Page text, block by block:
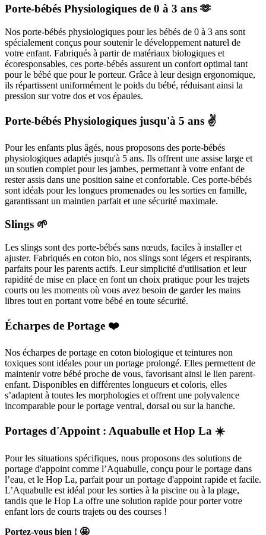
Porte-bébés Physiologiques de 0 à 3 ans 🫶
Nos porte-bébés physiologiques pour les bébés de 0 à 3 ans sont
spécialement conçus pour soutenir le développement naturel de
votre enfant. Fabriqués à partir de matériaux biologiques et
écoresponsables, ces porte-bébés assurent un confort optimal tant
pour le bébé que pour le porteur. Grâce à leur design ergonomique,
ils répartissent uniformément le poids du bébé, réduisant ainsi la
pression sur votre dos et vos épaules.
Porte-bébés Physiologiques jusqu'à 5 ans ✌️
Pour les enfants plus âgés, nous proposons des porte-bébés
physiologiques adaptés jusqu'à 5 ans. Ils offrent une assise large et
un soutien complet pour les jambes, permettant à votre enfant de
rester assis dans une position saine et confortable. Ces porte-bébés
sont idéals pour les longues promenades ou les sorties en famille,
garantissant un maintien parfait et une sécurité maximale.
Slings 🌱
Les slings sont des porte-bébés sans nœuds, faciles à installer et
ajuster. Fabriqués en coton bio, nos slings sont légers et respirants,
parfaits pour les parents actifs. Leur simplicité d'utilisation et leur
rapidité de mise en place en font un choix pratique pour les trajets
courts ou les moments où vous avez besoin de garder les mains
libres tout en portant votre bébé en toute sécurité.
Écharpes de Portage ❤️
Nos écharpes de portage en coton biologique et teintures non
toxiques sont idéales pour un portage prolongé. Elles permettent de
maintenir votre bébé proche de vous, favorisant ainsi le lien parent-
enfant. Disponibles en différentes longueurs et coloris, elles
s’adaptent à toutes les morphologies et offrent une polyvalence
incomparable pour le portage ventral, dorsal ou sur la hanche.
Portages d'Appoint : Aquabulle et Hop La ☀️
Pour les situations spécifiques, nous proposons des solutions de
portage d'appoint comme l’Aquabulle, conçu pour le portage dans
l’eau, et le Hop La, parfait pour un portage d'appoint rapide et facile.
L’Aquabulle est idéal pour les sorties à la piscine ou à la plage,
tandis que le Hop La offre une solution rapide pour porter votre
enfant lors de courts trajets ou des courses !
Portez-vous bien ! 🤩